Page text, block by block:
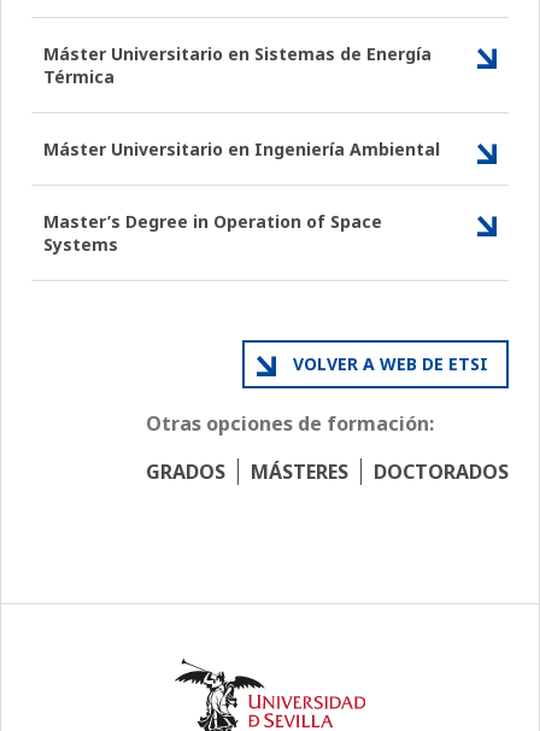
Máster Universitario en Sistemas de Energía
Térmica
Máster Universitario en Ingeniería Ambiental
Master’s Degree in Operation of Space
Systems
VOLVER A WEB DE ETSI
Otras opciones de formación:
GRADOS
MÁSTERES DOCTORADOS